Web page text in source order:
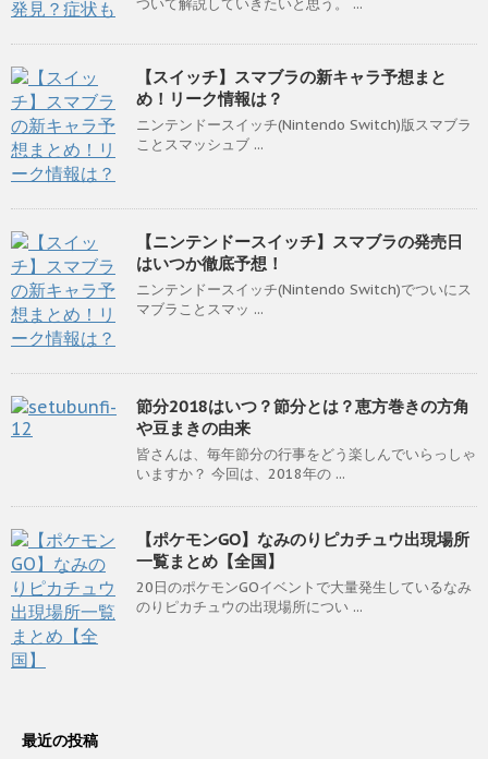
ついて解説していきたいと思う。 ...
【スイッチ】スマブラの新キャラ予想まと
め！リーク情報は？
ニンテンドースイッチ(Nintendo Switch)版スマブラ
ことスマッシュブ ...
【ニンテンドースイッチ】スマブラの発売日
はいつか徹底予想！
ニンテンドースイッチ(Nintendo Switch)でついにス
マブラことスマッ ...
節分2018はいつ？節分とは？恵方巻きの方角
や豆まきの由来
皆さんは、毎年節分の行事をどう楽しんでいらっしゃ
いますか？ 今回は、2018年の ...
【ポケモンGO】なみのりピカチュウ出現場所
一覧まとめ【全国】
20日のポケモンGOイベントで大量発生しているなみ
のりピカチュウの出現場所につい ...
最近の投稿